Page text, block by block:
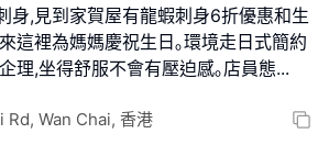
身,見到家賀屋有龍蝦刺身6折優惠和生
這裡為媽媽慶祝生日｡環境走日式簡約
理,坐得舒服不會有壓迫感｡店員態...
Rd, Wan Chai, 香港